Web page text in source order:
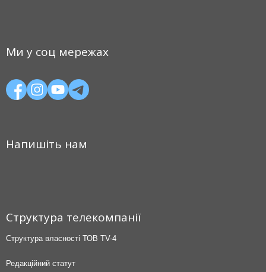
Ми у соц мережах
Напишіть нам
Структура телекомпанії
Структура власності ТОВ TV-4
Редакційний статут